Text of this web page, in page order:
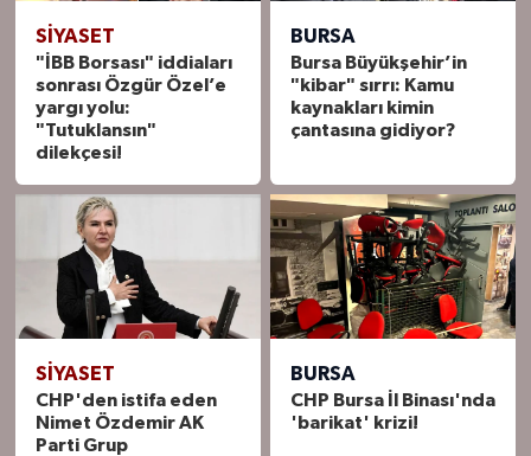
SIYASET
"İBB Borsası" iddiaları
sonrası Özgür Özel’e
yargı yolu:
"Tutuklansın"
dilekçesi!
BURSA
Bursa Büyükşehir’in
"kibar" sırrı: Kamu
kaynakları kimin
çantasına gidiyor?
SIYASET
CHP'den istifa eden
Nimet Özdemir AK
Parti Grup
BURSA
CHP Bursa İl Binası'nda
'barikat' krizi!